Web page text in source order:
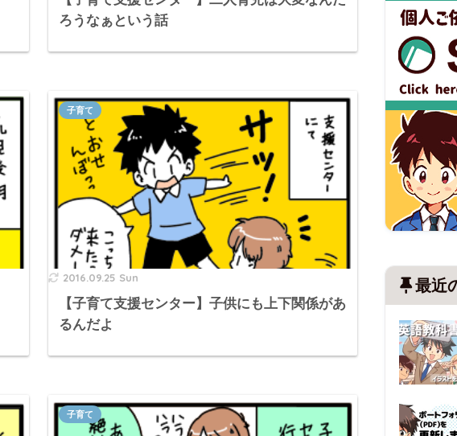
ろうなぁという話
2016.09.25 Sun
【子育て支援センター】子供にも上下関係があ
るんだよ
子育て
子育て
最近